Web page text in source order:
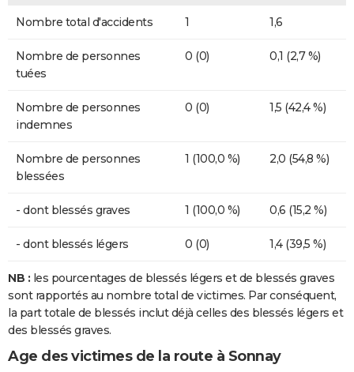
Nombre total d'accidents 1 1,6
Nombre de personnes
tuées
0 (0) 0,1 (2,7 %)
Nombre de personnes
indemnes
0 (0) 1,5 (42,4 %)
Nombre de personnes
blessées
1 (100,0 %) 2,0 (54,8 %)
- dont blessés graves 1 (100,0 %) 0,6 (15,2 %)
- dont blessés légers 0 (0) 1,4 (39,5 %)
NB : les pourcentages de blessés légers et de blessés graves
sont rapportés au nombre total de victimes. Par conséquent,
la part totale de blessés inclut déjà celles des blessés légers et
des blessés graves.
Age des victimes de la route à Sonnay